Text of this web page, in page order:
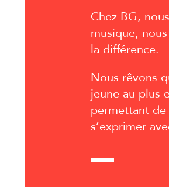
Chez BG,
musique,
la différence.
Nous rêvons
jeune au plus
permettant
s’exprimer